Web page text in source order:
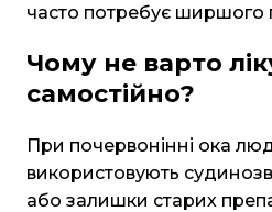
часто потребує ширшого
Чому не варто
самостійно?
При почервонінні ока
використовують
або залишки старих